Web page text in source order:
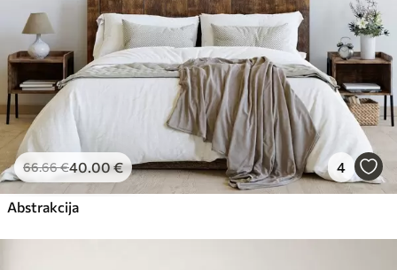
66.66€40.00€ 4
Abstrakcija